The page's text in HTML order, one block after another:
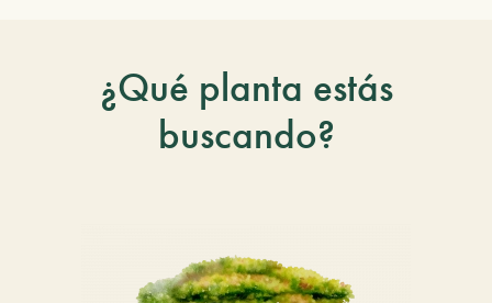
¿Qué planta estás
buscando?